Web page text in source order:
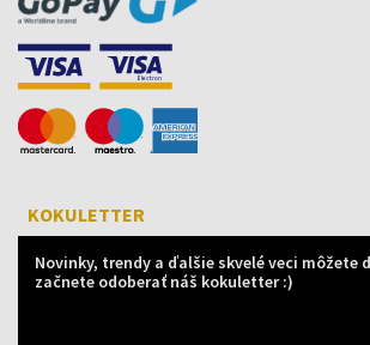
KOKULETTER
Novinky, trendy a ďalšie skvelé veci môžete
začnete odoberať náš kokuletter :)